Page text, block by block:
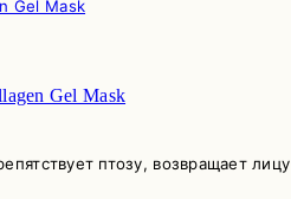
Gel Mask
птозу, возвращает